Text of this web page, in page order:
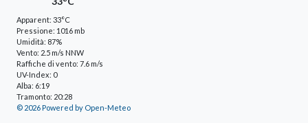
Apparent: 33°C
Pressione: 1016 mb
Umidità: 87%
Vento: 2.5 m/s NNW
Raffiche di vento: 7.6 m/s
UV-Index: 0
Alba: 6:19
Tramonto: 20:28
© 2026 Powered by Open-Meteo